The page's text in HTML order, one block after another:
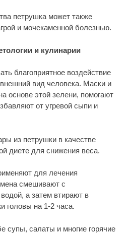
петрушка может также
и мочекаменной болезнью.
и кулинарии
благоприятное воздействие
вид человека. Маски и
основе этой зелени, помогают
от угревой сыпи и
из петрушки в качестве
диете для снижения веса.
для лечения
смешивают с
а затем втирают в
головы на 1-2 часа.
супы, салаты и многие горячие